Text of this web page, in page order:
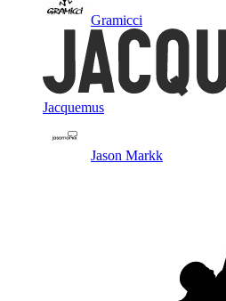
Gramicci
Jacquemus
Jason Markk